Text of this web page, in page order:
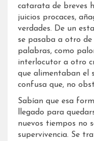
catarata de breves
juicios procaces,
verdades. De un
se pasaba a otro
palabras, como
interlocutor a otro
que alimentaban el
confusa que, no
Sabían que esa
llegado para
nuevos tiempos no
supervivencia. Se